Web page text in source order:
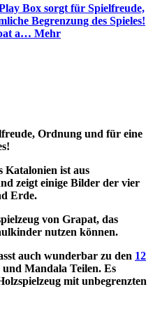
Box sorgt für Spielfreude,
Begrenzung des Spieles!
a… Mehr
Ordnung und für eine
Katalonien ist aus
zeigt einige Bilder der vier
Erde.
von Grapat, das
nutzen können.
auch wunderbar zu den 12
Mandala Teilen. Es
mit unbegrenzten